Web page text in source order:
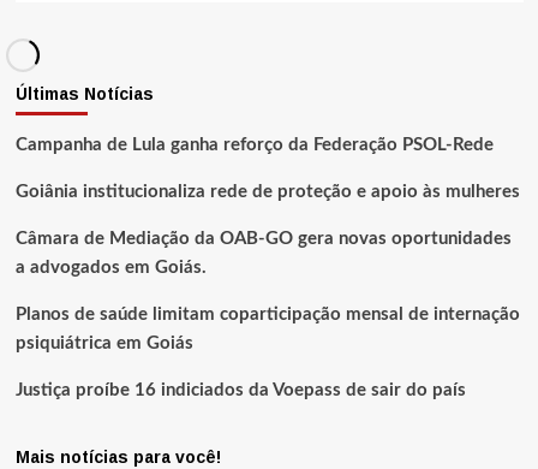
Últimas Notícias
Campanha de Lula ganha reforço da Federação PSOL-Rede
Goiânia institucionaliza rede de proteção e apoio às mulheres
Câmara de Mediação da OAB-GO gera novas oportunidades
a advogados em Goiás.
Planos de saúde limitam coparticipação mensal de internação
psiquiátrica em Goiás
Justiça proíbe 16 indiciados da Voepass de sair do país
Mais notícias para você!